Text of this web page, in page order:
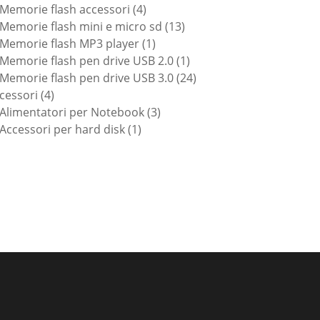
prodotti
Memorie flash accessori 44
prodotti
Memorie flash mini e micro sd 1313
Memorie flash MP3 player 11
prodotto
Memorie flash pen drive USB 2.0 11
prodotto
Memorie flash pen drive USB 3.0 2424
44
prodotti
Alimentatori per Notebook 33
Accessori per hard disk 11